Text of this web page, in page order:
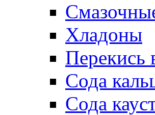
Хладоны
Перекись
Сода
Сода